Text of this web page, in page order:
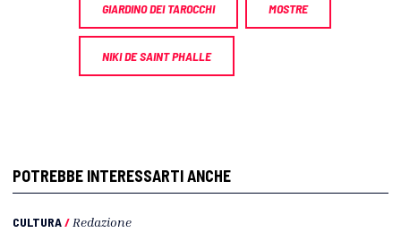
GIARDINO DEI TAROCCHI MOSTRE
NIKI DE SAINT PHALLE
POTREBBE INTERESSARTI ANCHE
CULTURA/Redazione